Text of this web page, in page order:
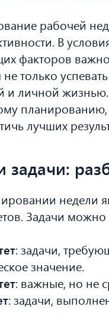
рабочей
В
факторов
только
и личной
лучших
задачи:
недели
Задачи
: задачи,
значение.
: важные, но не
: задачи,